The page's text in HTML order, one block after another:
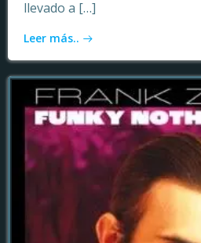
llevado a […]
Leer más..